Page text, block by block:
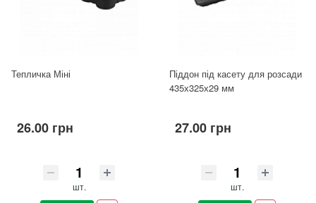
Тепличка Міні
26.00 грн
шт.
Піддон під касету для розсади
435х325х29 мм
27.00 грн
шт.